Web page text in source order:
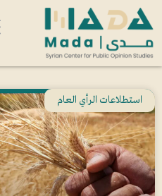
استطلاعات الرأي العام